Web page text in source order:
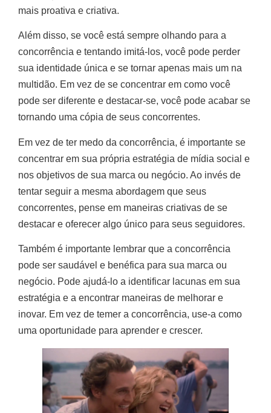
mais proativa e criativa.
Além disso, se você está sempre olhando para a
concorrência e tentando imitá-los, você pode perder
sua identidade única e se tornar apenas mais um na
multidão. Em vez de se concentrar em como você
pode ser diferente e destacar-se, você pode acabar se
tornando uma cópia de seus concorrentes.
Em vez de ter medo da concorrência, é importante se
concentrar em sua própria estratégia de mídia social e
nos objetivos de sua marca ou negócio. Ao invés de
tentar seguir a mesma abordagem que seus
concorrentes, pense em maneiras criativas de se
destacar e oferecer algo único para seus seguidores.
Também é importante lembrar que a concorrência
pode ser saudável e benéfica para sua marca ou
negócio. Pode ajudá-lo a identificar lacunas em sua
estratégia e a encontrar maneiras de melhorar e
inovar. Em vez de temer a concorrência, use-a como
uma oportunidade para aprender e crescer.